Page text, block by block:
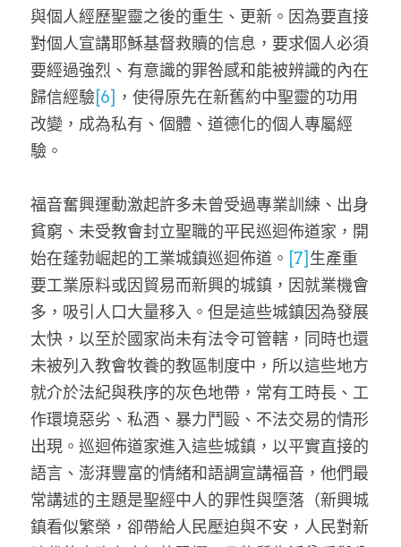
與個人經歷聖靈之後的重生、更新。因為要直接
對個人宣講耶穌基督救贖的信息，要求個人必須
要經過強烈、有意識的罪咎感和能被辨識的內在
歸信經驗 [6]
，使得原先在新舊約中聖靈的功用
改變，成為私有、個體、道德化的個人專屬經
驗。
福音奮興運動激起許多未曾受過專業訓練、出身
貧窮、未受教會封立聖職的平民巡迴佈道家，開
始在蓬勃崛起的工業城鎮巡迴佈道。
[7] 生產重
要工業原料或因貿易而新興的城鎮，因就業機會
多，吸引人口大量移入。但是這些城鎮因為發展
太快，以至於國家尚未有法令可管轄，同時也還
未被列入教會牧養的教區制度中，所以這些地方
就介於法紀與秩序的灰色地帶，常有工時長、工
作環境惡劣、私酒、暴力鬥毆、不法交易的情形
出現。巡迴佈道家進入這些城鎮，以平實直接的
語言、澎湃豐富的情緒和語調宣講福音，他們最
常講述的主題是聖經中人的罪性與墮落（新興城
鎮看似繁榮，卻帶給人民壓迫與不安，人民對新